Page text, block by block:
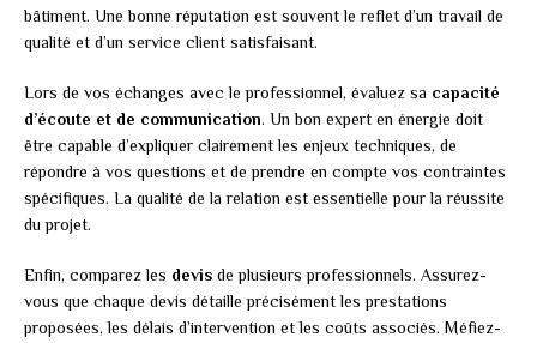
bâtiment. Une bonne réputation est souvent le reflet d’un travail de
qualité et d’un service client satisfaisant.
Lors de vos échanges avec le professionnel, évaluez sa capacité
d’écoute et de communication. Un bon expert en énergie doit
être capable d’expliquer clairement les enjeux techniques, de
répondre à vos questions et de prendre en compte vos contraintes
spécifiques. La qualité de la relation est essentielle pour la réussite
du projet.
Enfin, comparez les devis de plusieurs professionnels. Assurez-
vous que chaque devis détaille précisément les prestations
proposées, les délais d’intervention et les coûts associés. Méfiez-